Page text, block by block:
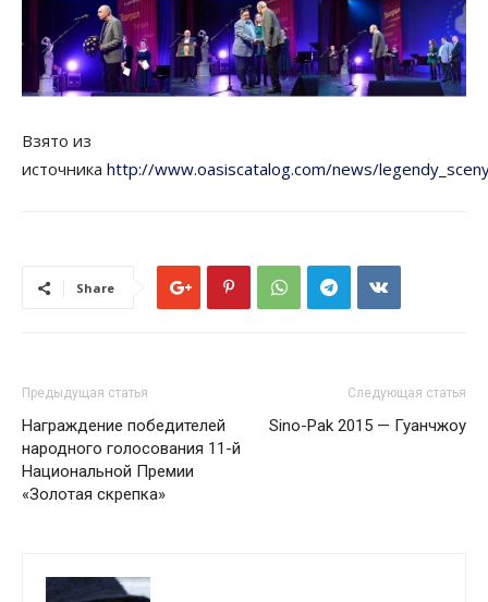
Взято из
источника http://www.oasiscatalog.com/news/
Share
Предыдущая статья
Награждение победителей
народного голосования 11-й
Национальной Премии
«Золотая скрепка»
Следующая статья
Sino-Pak 2015 — Гуанчжоу